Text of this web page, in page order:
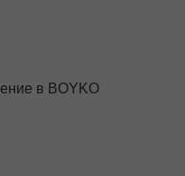
в BOYKO